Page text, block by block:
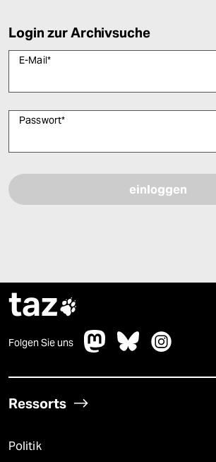
Login zur Archivsuche
E-Mail*
Passwort*
taz
Folgen Sie uns
Ressorts
Politik